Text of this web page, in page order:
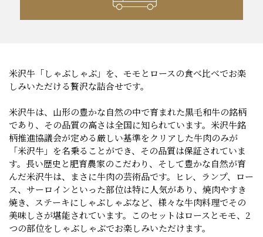
米沢牛「しゃぶしゃぶ」を、モモとロースの食べ比べでお楽
しみいただける贅沢な詰合せです。
米沢牛は、山形の豊かな自然の中で育まれた黒毛和牛の銘柄
であり、その品質の高さは全国に知られています。米沢牛銘
柄推進協議会が定める厳しい基準をクリアした牛肉のみが
「米沢牛」を名乗ることができ、その品質は保証されていま
す。長い歴史と肥育農家のこだわり、そして豊かな自然が育
んだ米沢牛は、まさに牛肉の芸術品です。ヒレ、ランプ、ロー
ス、サーロインといった部位は特に人気があり、焼肉やすき
焼き、ステーキにしゃぶしゃぶなど、様々な牛肉料理でその
美味しさが堪能されています。このセットはロースとモモ、2
つの部位をしゃぶしゃぶでお楽しみいただけます。